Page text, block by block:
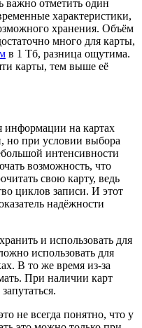
важно отметить один
характеристики,
хранения. Объём
много для карты,
в 1 Тб, разница ощутима.
карты, тем выше её
информации на картах
но при условии выбора
интенсивности
возможность, что
свою карту, ведь
циклов записи. И этот
надёжности
и использовать для
использовать для
В то же время из-за
При наличии карт
не всегда понятно, что у